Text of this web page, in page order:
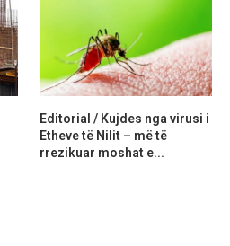
Editorial / Kujdes nga virusi i
Etheve të Nilit – më të
rrezikuar moshat e...